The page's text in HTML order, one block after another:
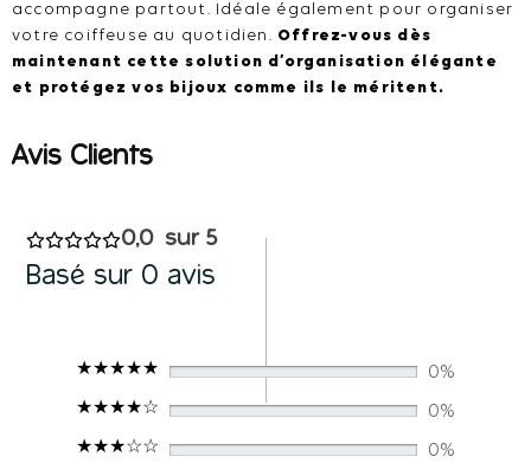
accompagne partout. Idéale également pour organiser
votre coiffeuse au quotidien. Offrez-vous dès
maintenant cette solution d’organisation élégante
et protégez vos bijoux comme ils le méritent.
0,0
Basé sur 0 avis
0%
0%
0%